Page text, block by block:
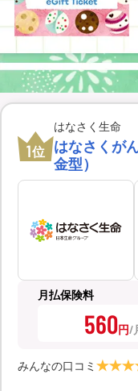
1位
はなさく生命
はなさくが
金型）
月払保険料
560円
みんなの口コミ